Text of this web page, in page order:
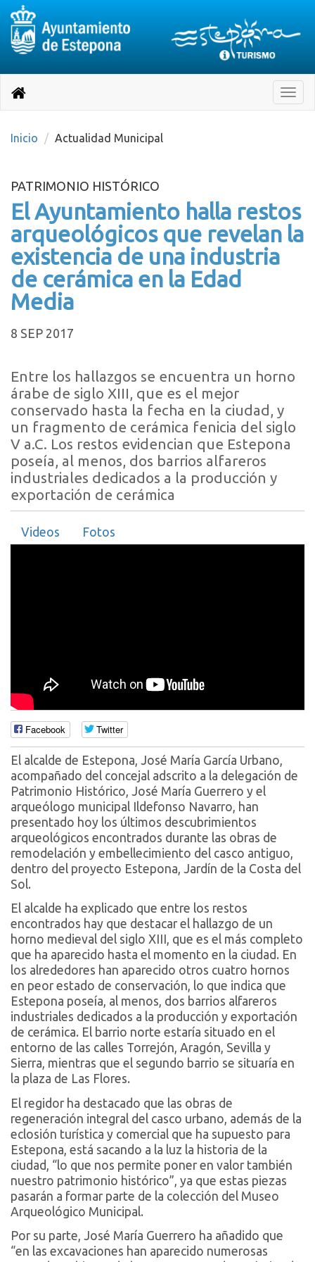
página
Toggle
Destino:
Volver
inicio
Inicio Actualidad Municipal
PATRIMONIO HISTÓRICO
El Ayuntamiento halla restos
arqueológicos que revelan la
existencia de una industria
de cerámica en la Edad
Media
8 SEP 2017
Entre los hallazgos se encuentra un horno
árabe de siglo XIII, que es el mejor
conservado hasta la fecha en la ciudad, y
un fragmento de cerámica fenicia del siglo
V a.C. Los restos evidencian que Estepona
poseía, al menos, dos barrios alfareros
industriales dedicados a la producción y
exportación de cerámica
Videos Fotos
Facebook Twitter
El alcalde de Estepona, José María García Urbano,
acompañado del concejal adscrito a la delegación de
Patrimonio Histórico, José María Guerrero y el
arqueólogo municipal Ildefonso Navarro, han
presentado hoy los últimos descubrimientos
arqueológicos encontrados durante las obras de
remodelación y embellecimiento del casco antiguo,
dentro del proyecto Estepona, Jardín de la Costa del
Sol.
El alcalde ha explicado que entre los restos
encontrados hay que destacar el hallazgo de un
horno medieval del siglo XIII, que es el más completo
que ha aparecido hasta el momento en la ciudad. En
los alrededores han aparecido otros cuatro hornos
en peor estado de conservación, lo que indica que
Estepona poseía, al menos, dos barrios alfareros
industriales dedicados a la producción y exportación
de cerámica. El barrio norte estaría situado en el
entorno de las calles Torrejón, Aragón, Sevilla y
Sierra, mientras que el segundo barrio se situaría en
la plaza de Las Flores.
El regidor ha destacado que las obras de
regeneración integral del casco urbano, además de la
eclosión turística y comercial que ha supuesto para
Estepona, está sacando a la luz la historia de la
ciudad, “lo que nos permite poner en valor también
nuestro patrimonio histórico”, ya que estas piezas
pasarán a formar parte de la colección del Museo
Arqueológico Municipal.
Por su parte, José María Guerrero ha añadido que
“en las excavaciones han aparecido numerosas